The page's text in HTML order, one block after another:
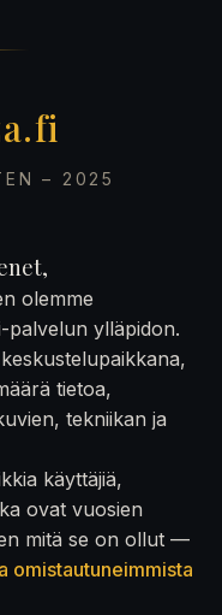
– 2025
olemme
palvelun ylläpidon.
tietoa,
tekniikan ja
käyttäjiä,
ovat vuosien
mitä se on ollut —
omistautuneimmista